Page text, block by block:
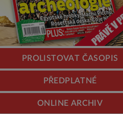
PROLISTOVAT ČASOPIS
PŘEDPLATNÉ
ONLINE ARCHIV